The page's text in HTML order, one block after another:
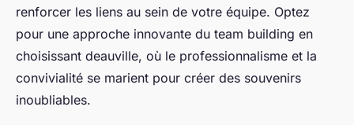
renforcer les liens au sein de votre équipe. Optez
pour une approche innovante du team building en
choisissant deauville, où le professionnalisme et la
convivialité se marient pour créer des souvenirs
inoubliables.